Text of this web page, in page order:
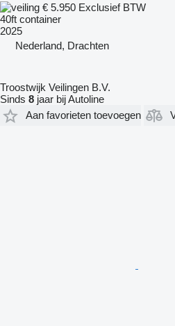
€ 5.950 Exclusief BTW
40ft container
2025
Nederland, Drachten
Troostwijk Veilingen B.V.
Sinds 8 jaar bij Autoline
Aan favorieten toevoegen